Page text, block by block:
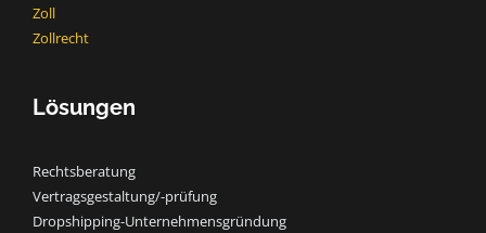
Zoll
Zollrecht
Lösungen
Rechtsberatung
Vertragsgestaltung/-prüfung
Dropshipping-Unternehmensgründung